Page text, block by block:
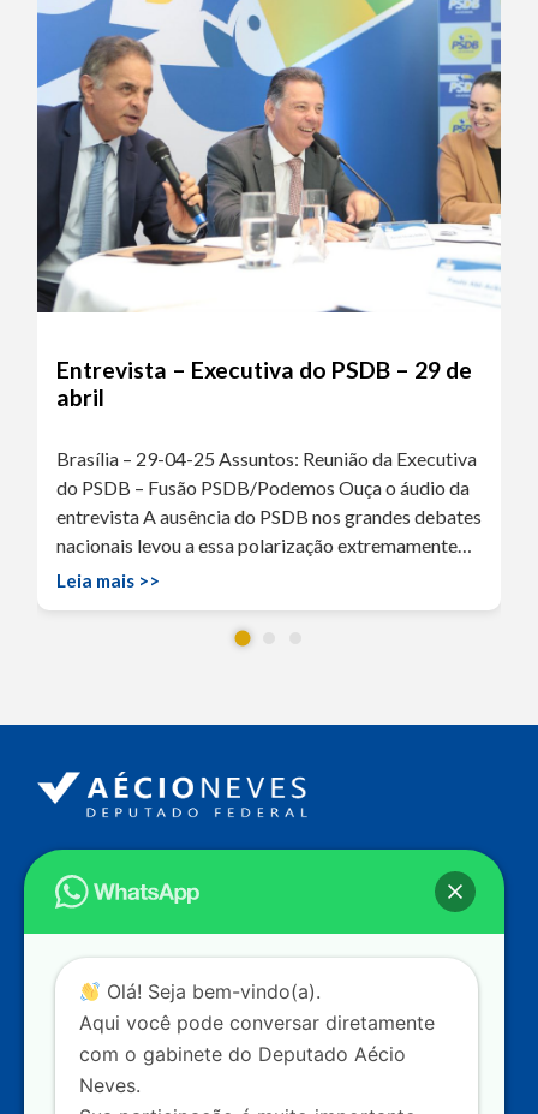
Entrevista – Executiva do PSDB – 29 de
abril
Brasília – 29-04-25 Assuntos: Reunião da Executiva
do PSDB – Fusão PSDB/Podemos Ouça o áudio da
entrevista A ausência do PSDB nos grandes debates
nacionais levou a essa polarização extremamente…
Leia mais >>
Endereço
Câmara dos Deputados
Ed. Principal, Ala C – Gabinete
Contato
dep.aecioneves@camara.leg.br
+55 (61) 3215-5964
+55 (31) 3261-0121
Olá! Seja bem-vindo(a).
Aqui você pode conversar diretamente
com o gabinete do Deputado Aécio
Neves.